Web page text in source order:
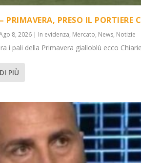
PRIMAVERA, PRESO IL PORTIERE
8, 2026 | In evidenza, Mercato, News, Notizie
i pali della Primavera gialloblù ecco
PIÙ